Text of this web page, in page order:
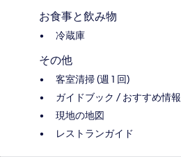
お食事と飲み物
冷蔵庫
その他
客室清掃 (週 1 回)
ガイドブック / おすすめ情報
現地の地図
レストランガイド